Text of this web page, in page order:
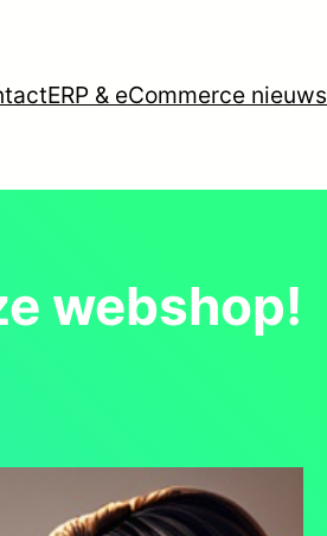
ERP & eCommerce nieuws
webshop!